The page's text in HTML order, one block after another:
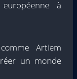
à
Artiem
un monde